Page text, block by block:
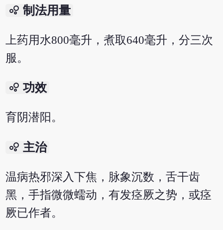
bubble_chart 制法用量
上药用水800毫升，煮取640毫升，分三次
服。
bubble_chart 功效
育阴潜阳。
bubble_chart 主治
温病热邪深入下焦，脉象沉数，舌干齿
黑，手指微微蠕动，有发痉厥之势，或痉
厥已作者。